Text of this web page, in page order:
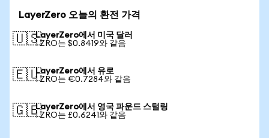
LayerZero 오늘의 환전 가격
🇺🇸LayerZero에서 미국 달러
1 ZRO는 $0.8419와 같음
🇪🇺LayerZero에서 유로
1 ZRO는 €0.7284와 같음
🇬🇧LayerZero에서 영국 파운드 스털링
1 ZRO는 £0.6241와 같음